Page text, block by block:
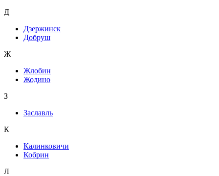
Д
Дзержинск
Добруш
Ж
Жлобин
Жодино
З
Заславль
К
Калинковичи
Кобрин
Л